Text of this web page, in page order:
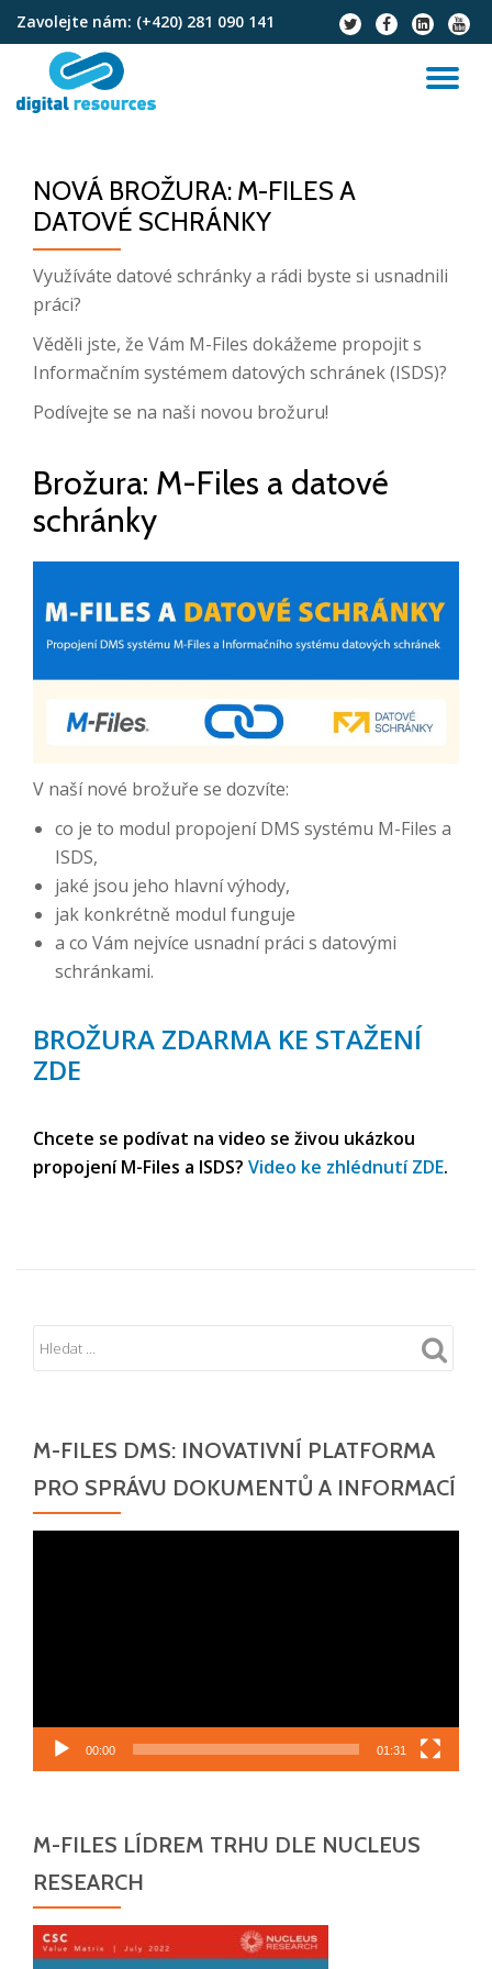
Přeskočit
obsah
Zavolejte nám: (+420) 281 090 141
fa-
twitter
fa-
facebook
fa-
linkedin-
square
fa-
NOVÁ BROŽURA: M-FILES A
DATOVÉ SCHRÁNKY
Využíváte datové schránky a rádi byste si usnadnili
práci?
Věděli jste, že Vám M-Files dokážeme propojit s
Informačním systémem datových schránek (ISDS)?
Podívejte se na naši novou brožuru!
Brožura: M-Files a datové
schránky
V naší nové brožuře se dozvíte:
co je to modul propojení DMS systému M-Files a
ISDS,
jaké jsou jeho hlavní výhody,
jak konkrétně modul funguje
a co Vám nejvíce usnadní práci s datovými
schránkami.
BROŽURA ZDARMA KE STAŽENÍ
ZDE
Chcete se podívat na video se živou ukázkou
propojení M-Files a ISDS? Video ke zhlédnutí ZDE.
M-FILES DMS: INOVATIVNÍ PLATFORMA
PRO SPRÁVU DOKUMENTŮ A INFORMACÍ
00:00 01:31
M-FILES LÍDREM TRHU DLE NUCLEUS
RESEARCH